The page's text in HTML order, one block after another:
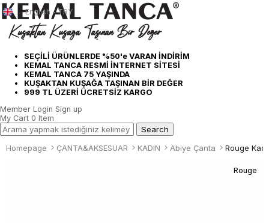
SEÇİLİ ÜRÜNLERDE %50'e VARAN İNDİRİM
KEMAL TANCA RESMİ İNTERNET SİTESİ
KEMAL TANCA 75 YAŞINDA
KUŞAKTAN KUŞAĞA TAŞINAN BİR DEĞER
999 TL ÜZERİ ÜCRETSİZ KARGO
English - TRY
Member Login Sign up
My Cart 0 Item
Homepage ÇANTA&AKSESUAR KADIN Abiye Çanta Rouge
Rouge